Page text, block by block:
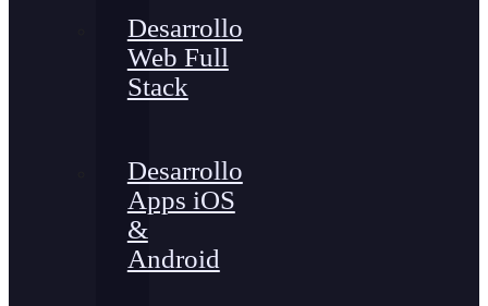
Desarrollo
Web Full
Stack
Desarrollo
Apps iOS
&
Android